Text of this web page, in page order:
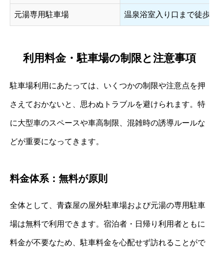
元湯専用駐車場 温泉浴室入り口まで徒歩
利用料金・駐車場の制限と注意事項
駐車場利用にあたっては、いくつかの制限や注意点を押
さえておかないと、思わぬトラブルを避けられます。特
に大型車のスペースや車高制限、混雑時の誘導ルールな
どが重要になってきます。
料金体系：無料が原則
全体として、青森屋の屋外駐車場および元湯の専用駐車
場は無料で利用できます。宿泊者・日帰り利用者ともに
料金が不要なため、駐車料金を心配せず訪れることがで